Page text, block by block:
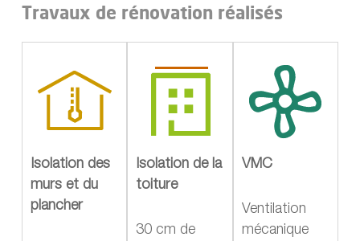
Travaux de rénovation réalisés
Isolation des
murs et du
plancher
Isolation de la
toiture
30 cm de
VMC
Ventilation
mécanique